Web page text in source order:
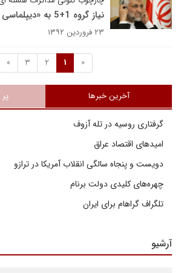
نیاز گروه 1+5 به «دیپلماسی اتاق پشتی»
۲۳ فروردین ۱۳۹۲
«
1
2
3
»
آخرین خبرها
گرفتاری روسیه در تله آزوف
امیدهای اقتصاد عراق
دویست و پنجاه سالگی انقلاب آمریکا در ترازو
چهره‌های کلیدی دولت برنام
تلگراف گراهام برای ایران
آرشیو